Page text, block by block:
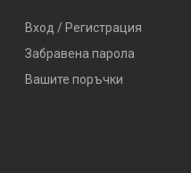
Вход / Регистрация
Забравена парола
Вашите поръчки